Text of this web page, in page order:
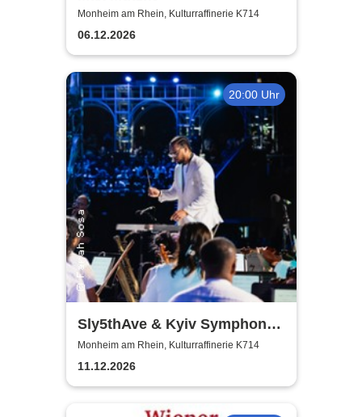
Monheim am Rhein, Kulturraffinerie K714
06.12.2026
20:00 Uhr
Sly5thAve & Kyiv Symphony
Orchestra
Monheim am Rhein, Kulturraffinerie K714
11.12.2026